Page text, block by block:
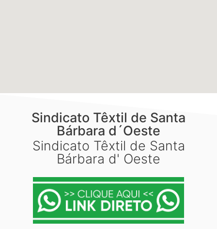
Sindicato Têxtil de Santa
Bárbara d´Oeste
Sindicato Têxtil de Santa
Bárbara d' Oeste